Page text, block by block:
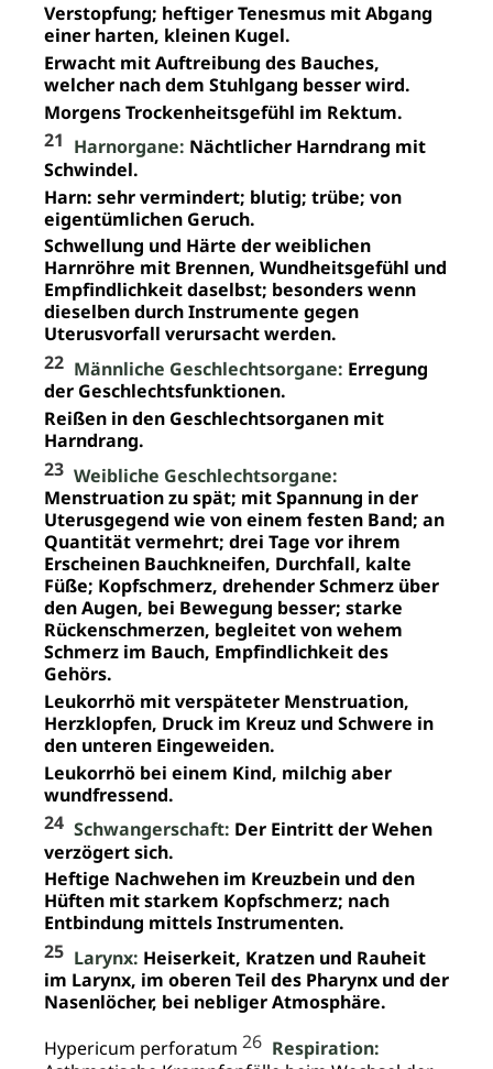
Verstopfung; heftiger Tenesmus mit Abgang
einer harten, kleinen Kugel.
Erwacht mit Auftreibung des Bauches,
welcher nach dem Stuhlgang besser wird.
Morgens Trockenheitsgefühl im Rektum.
21 Harnorgane: Nächtlicher Harndrang mit
Schwindel.
Harn: sehr vermindert; blutig; trübe; von
eigentümlichen Geruch.
Schwellung und Härte der weiblichen
Harnröhre mit Brennen, Wundheitsgefühl und
Empfindlichkeit daselbst; besonders wenn
dieselben durch Instrumente gegen
Uterusvorfall verursacht werden.
22 Männliche Geschlechtsorgane: Erregung
der Geschlechtsfunktionen.
Reißen in den Geschlechtsorganen mit
Harndrang.
23 Weibliche Geschlechtsorgane:
Menstruation zu spät; mit Spannung in der
Uterusgegend wie von einem festen Band; an
Quantität vermehrt; drei Tage vor ihrem
Erscheinen Bauchkneifen, Durchfall, kalte
Füße; Kopfschmerz, drehender Schmerz über
den Augen, bei Bewegung besser; starke
Rückenschmerzen, begleitet von wehem
Schmerz im Bauch, Empfindlichkeit des
Gehörs.
Leukorrhö mit verspäteter Menstruation,
Herzklopfen, Druck im Kreuz und Schwere in
den unteren Eingeweiden.
Leukorrhö bei einem Kind, milchig aber
wundfressend.
24 Schwangerschaft: Der Eintritt der Wehen
verzögert sich.
Heftige Nachwehen im Kreuzbein und den
Hüften mit starkem Kopfschmerz; nach
Entbindung mittels Instrumenten.
25 Larynx: Heiserkeit, Kratzen und Rauheit
im Larynx, im oberen Teil des Pharynx und der
Nasenlöcher, bei nebliger Atmosphäre.
Hypericum perforatum 26 Respiration: